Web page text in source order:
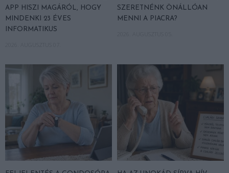
APP HISZI MAGÁRÓL, HOGY
MINDENKI 23 ÉVES
INFORMATIKUS
SZERETNÉNK ÖNÁLLÓAN
MENNI A PIACRA?